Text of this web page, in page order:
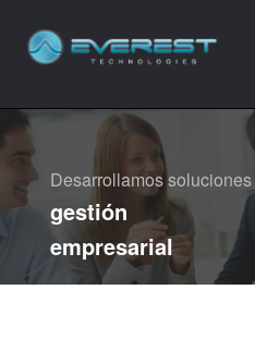
Desarrollamos
gestión
empresarial